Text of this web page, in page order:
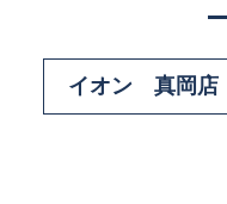
イオン 真岡店